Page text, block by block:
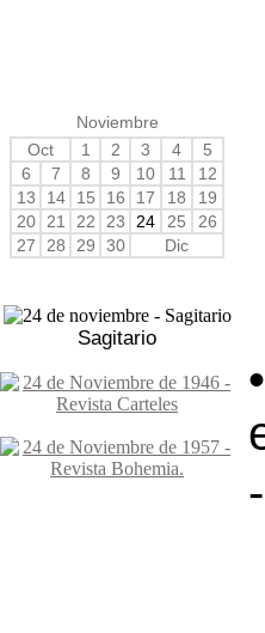
Noviembre
Oct
1 2 3 4
5
6
7 8 9 10 11
12
13
14 15 16 17 18
19
20
21 22 23 24 25
26
27
28 29 30 Dic
Sagitario